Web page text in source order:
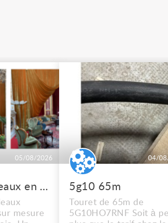
05/08/2026
URGENT rideaux en velours de soie
mesure
04/
5g10 65m
Touret de 65m de
5G10HO7RNF Soit à